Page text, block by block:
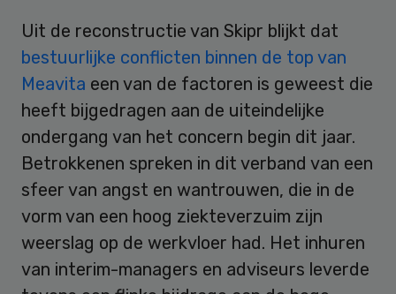
Uit de reconstructie van Skipr blijkt dat
bestuurlijke conflicten binnen de top van
Meavita een van de factoren is geweest die
heeft bijgedragen aan de uiteindelijke
ondergang van het concern begin dit jaar.
Betrokkenen spreken in dit verband van een
sfeer van angst en wantrouwen, die in de
vorm van een hoog ziekteverzuim zijn
weerslag op de werkvloer had. Het inhuren
van interim-managers en adviseurs leverde